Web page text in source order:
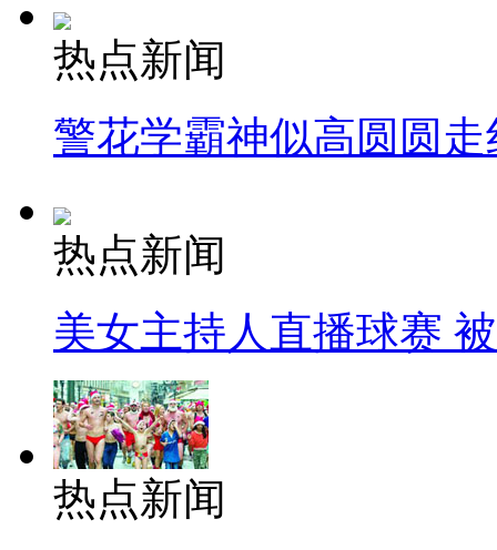
热点新闻
警花学霸神似高圆圆走
热点新闻
美女主持人直播球赛
热点新闻